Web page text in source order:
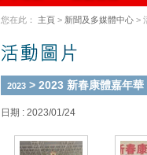
您在此： 主頁 > 新聞及多媒體中心 >
2023 > 2023 新春康體嘉年華
日期 : 2023/01/24